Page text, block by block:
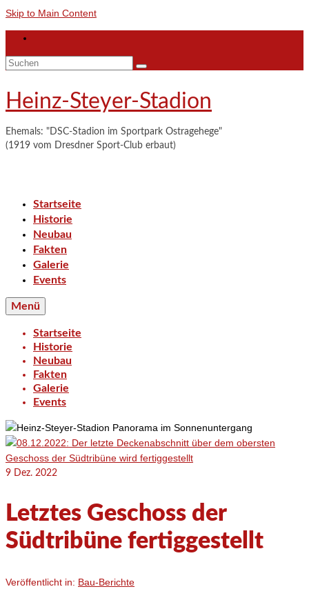
Skip to Main Content
Suchen
Heinz-Steyer-Stadion
Ehemals: "DSC-Stadion im Sportpark Ostragehege"
(1919 vom Dresdner Sport-Club erbaut)
Startseite
Historie
Neubau
Fakten
Galerie
Events
Menü
Startseite
Historie
Neubau
Fakten
Galerie
Events
9 Dez. 2022
Letztes Geschoss der
Südtribüne fertiggestellt
Veröffentlicht in: Bau-Berichte